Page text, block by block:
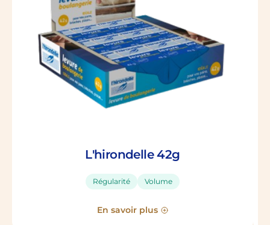
L'hirondelle 42g
Régularité Volume
En savoir plus